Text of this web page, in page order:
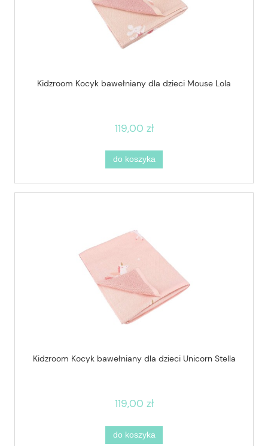
Kidzroom Kocyk bawełniany dla dzieci Mouse Lola
119,00 zł
do koszyka
Kidzroom Kocyk bawełniany dla dzieci Unicorn Stella
119,00 zł
do koszyka